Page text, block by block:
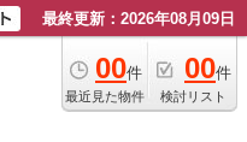
最終更新：2026年08月09日
00件
最近見た物件
00件
検討リスト